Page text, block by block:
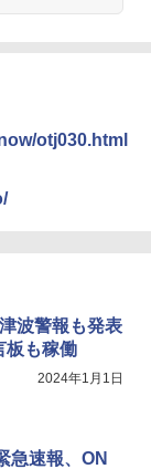
otj030.html
波警報も発表
も稼働
2024年1月1日
急速報、ON